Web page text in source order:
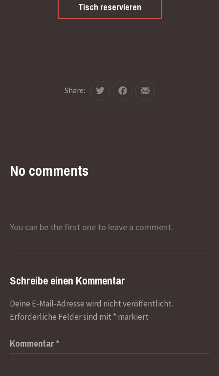
Tisch reservieren
Share: Tweet
Share
Share
No comments
You can be the first one to leave a comment.
Schreibe einen Kommentar
Deine E-Mail-Adresse wird nicht veröffentlicht.
Erforderliche Felder sind mit * markiert
Kommentar*